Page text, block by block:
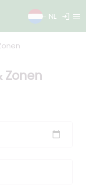
- NL login menu
Zonen